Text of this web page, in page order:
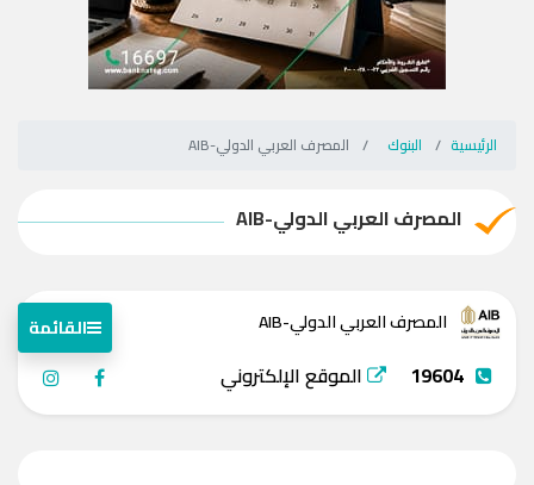
الرئيسية البنوك المصرف العربي الدولي-AIB
المصرف العربي الدولي-AIB
المصرف العربي الدولي-AIB القائمة
19604 الموقع الإلكتروني